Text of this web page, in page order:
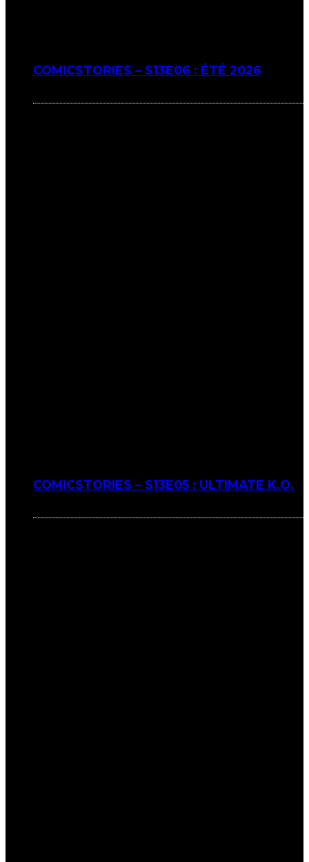
COMICSTORIES – S13E06 : ÉTÉ 2026
COMICSTORIES – S13E05 : ULTIMATE K.O.